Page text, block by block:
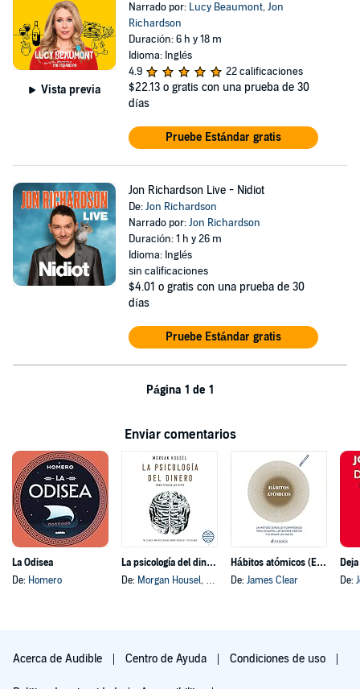
Vista previa
Narrado por: Lucy Beaumont,Jon
Richardson
Duración: 6 h y 18 m
Idioma: Inglés
4.9
22 calificaciones
$22.13 o gratis con una prueba de 30
días
Pruebe Estándar gratis
Jon Richardson Live - Nidiot
De:Jon Richardson
Narrado por:Jon Richardson
Duración: 1 h y 26 m
Idioma: Inglés
sin calificaciones
$4.01 o gratis con una prueba de 30
días
Pruebe Estándar gratis
Página 1 de 1
Enviar comentarios
La Odisea
De: Homero
La psicología del dinero
De: Morgan Housel, y otros
Hábitos atómicos (Español neutro)
De: James Clear
De:
Acerca de Audible Centro de Ayuda Condiciones de uso